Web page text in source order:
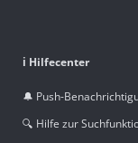
ℹ️ Hilfecenter
🔔 Push-
🔍 Hilfe zur